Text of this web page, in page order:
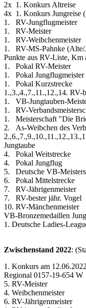
2x 1. Konkurs Altreise
4x 1. Konkurs Jungreise
1. RV-Jungflugmeister
1. RV-Meister
1. RV-Weibchenmeister
1. RV-MS-Pahnke (Alte/
Punkte aus RV-Liste, Km
1. Pokal RV-Meister
1. Pokal Jungflugmeister
1. Pokal Kurzstrecke
1.,3.,4.,7.,11.,12.,14. RV-
1. VB-Jungtauben-
1. RV-
1. Meisterschaft "Die
2. As-Weibchen des
Jungtaube
4. Pokal Weitstrecke
4. Pokal Jungflug
5. Deutsche VB-
6. Pokal Mittelstrecke
7. RV-Jährigenmeister
7. RV-bester jähr. Vogel
10. RV-Mänchenmeister
VB-Bronzemedaillen
1. Deutsche Ladies-
Zwischenstand 2022:
1. Konkurs am
Regional 0157-19-654 W
5. RV-Meister
4. Weibchenmeister
6. RV-Jährigenmeister